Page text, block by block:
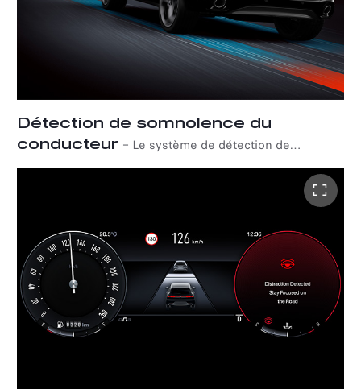
Détection de somnolence du
conducteur – Le système de détection de
somnolence du conducteur détecte les premiers signes
de fatigue en surveillant les mouvements du volant et les
des bips et affiche des avertissements visuels,
conseillant au conducteur de faire une pause.